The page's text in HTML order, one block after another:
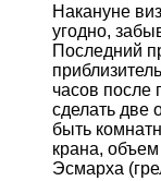
Накануне
угодно,
Последний
часов
сделать две
быть
крана,
Эсмарха